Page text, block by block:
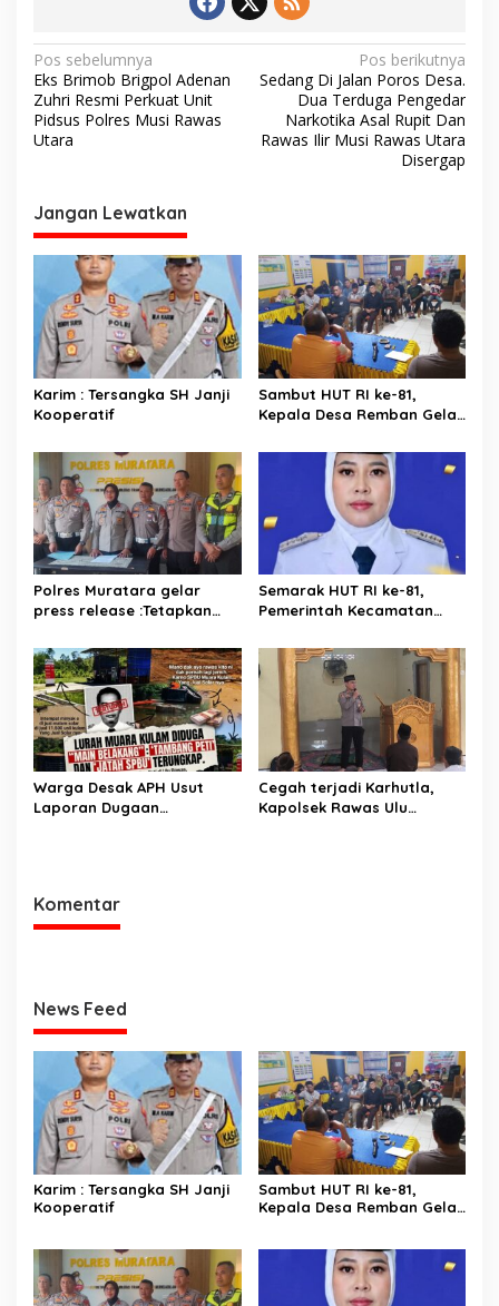
N
a
v
a
s
i
p
o
s
Pos sebelumnya
Eks Brimob Brigpol Adenan
Zuhri Resmi Perkuat Unit
Pidsus Polres Musi Rawas
Utara
Pos berikutnya
Sedang Di Jalan Poros Desa.
Dua Terduga Pengedar
Narkotika Asal Rupit Dan
Rawas Ilir Musi Rawas Utara
Disergap
Jangan Lewatkan
Karim : Tersangka SH Janji
Kooperatif
Sambut HUT RI ke-81,
Kepala Desa Remban Gelar
Panitia
Polres Muratara gelar
press release :Tetapkan
Tersangka Kecelakaan
Maut antara Bus ALS dan
Tangki BBM Tewaskan 19
Orang
Semarak HUT RI ke-81,
Pemerintah Kecamatan
Lomba
Warga Desak APH Usut
Laporan Dugaan
Cegah terjadi Karhutla,
Kapolsek Rawas Ulu
Komentar
News Feed
Karim : Tersangka SH Janji
Kooperatif
Sambut HUT RI ke-81,
Kepala Desa Remban Gelar